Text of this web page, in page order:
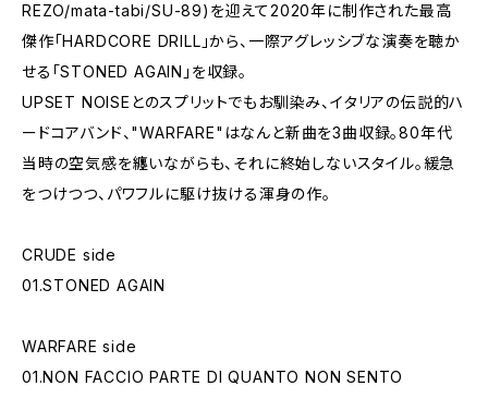
REZO/mata-tabi/SU-89)を迎えて2020年に制作された最高
傑作「HARDCORE DRILL」から、一際アグレッシブな演奏を聴か
せる「STONED AGAIN」を収録。
UPSET NOISEとのスプリットでもお馴染み、イタリアの伝説的ハ
ードコアバンド、"WARFARE"はなんと新曲を3曲収録。80年代
当時の空気感を纏いながらも、それに終始しないスタイル。緩急
をつけつつ、パワフルに駆け抜ける渾身の作。
CRUDE side
01.STONED AGAIN
WARFARE side
01.NON FACCIO PARTE DI QUANTO NON SENTO